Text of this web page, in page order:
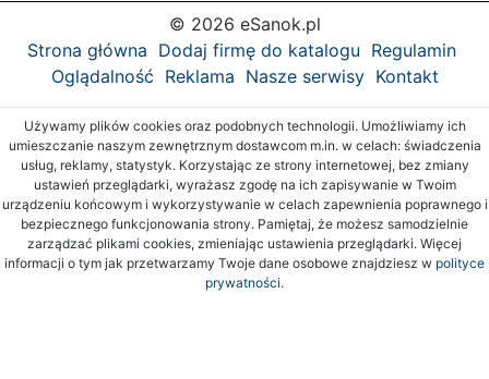
© 2026 eSanok.pl
Strona główna Dodaj firmę do katalogu Regulamin
Oglądalność Reklama Nasze serwisy Kontakt
Używamy plików cookies oraz podobnych technologii. Umożliwiamy ich
umieszczanie naszym zewnętrznym dostawcom m.in. w celach: świadczenia
usług, reklamy, statystyk. Korzystając ze strony internetowej, bez zmiany
ustawień przeglądarki, wyrażasz zgodę na ich zapisywanie w Twoim
urządzeniu końcowym i wykorzystywanie w celach zapewnienia poprawnego i
bezpiecznego funkcjonowania strony. Pamiętaj, że możesz samodzielnie
zarządzać plikami cookies, zmieniając ustawienia przeglądarki. Więcej
informacji o tym jak przetwarzamy Twoje dane osobowe znajdziesz w polityce
prywatności.